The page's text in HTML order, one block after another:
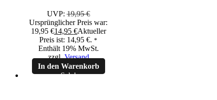
UVP: 19,95€
Ursprünglicher Preis war:
19,95 €14,95 €Aktueller
Preis ist: 14,95 €. *
Enthält 19% MwSt.
zzgl.Versand
In den Warenkorb
Sale!